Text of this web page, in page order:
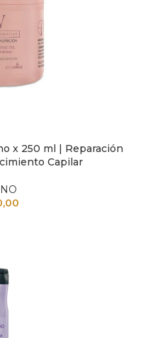
x 250 ml | Reparación
Capilar